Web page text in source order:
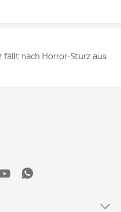
fällt nach Horror-Sturz aus